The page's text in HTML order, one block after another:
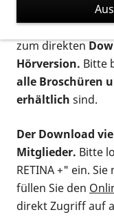
verschiedenen
postalischen
zum direkten
Hörversion. Bitte
alle Broschüren
erhältlich sind.
Der Download
Mitglieder. Bitte
RETINA +" ein.
füllen Sie den
direkt Zugriff auf